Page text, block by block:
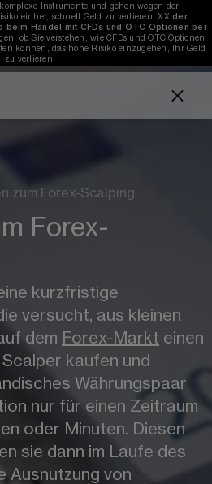
Instrumente und gehen wegen der
einher, schnell Geld zu verlieren. XX der
Handel mit CFDs und OTC Optionen bei
ob Sie verstehen, wie CFDs und OTC Optionen
können, das hohe Risiko einzugehen, Ihr Geld
zu verlieren.
zum Forex-Scalping
Forex-
kurzfristige
versucht, aus kleinen
dem Forex-Markt einen
kaufen und
Währungspaar
nur für einen Zeitraum
oder Minuten. Diesen
sie dann im Laufe des
Ausnutzung von